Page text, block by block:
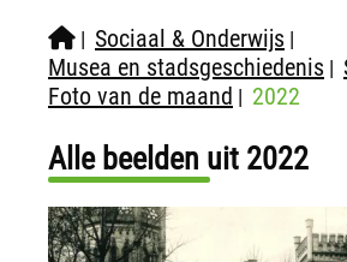
| Sociaal & Onderwijs |
Musea en stadsgeschiedenis |
Foto van de maand | 2022
Alle beelden uit 2022